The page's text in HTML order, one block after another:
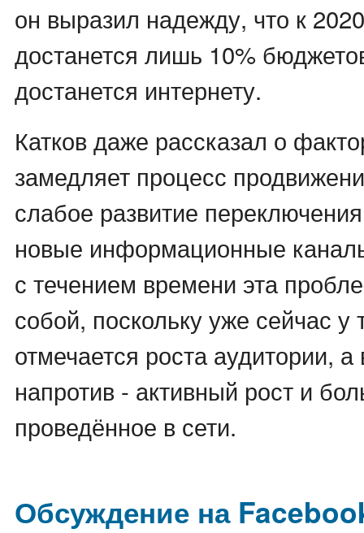
он выразил надежду, что к
достанется лишь 10%
достанется интернету.
Катков даже рассказал о
замедляет процесс
слабое развитие
новые информационные
с течением времени эта
собой, поскольку уже сейчас у
отмечается роста аудитории, а
напротив - активный рост и
проведённое в сети.
Обсуждение на